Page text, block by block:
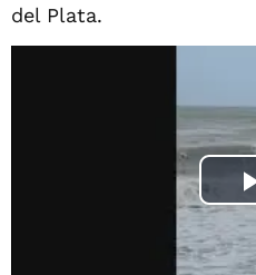
del Plata.